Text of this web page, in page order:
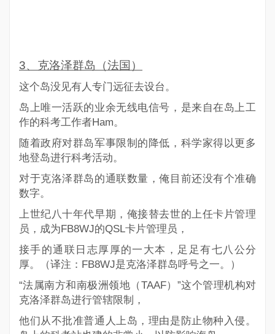
3、克洛泽群岛（法国）
这个岛没见有人专门远征去设台。
岛上唯一活跃的业余无线电信号，是来自在岛上工
作的科考工作者Ham。
随着政府对群岛军事限制的降低，科学家得以更多
地登岛进行科考活动。
对于克洛泽群岛的通联数量，俺目前还没有个准确
数字。
上世纪八十年代早期，俺接替去世的上任卡片管理
员，成为 FB8WJ的QSL卡片管理员，
接手的通联日志厚厚的一大本，足足有七八公分
厚。（译注：FB8WJ是克洛泽群岛呼号之一。）
“法属南方和南极洲领地（TAAF） ”这个管理机构对
克洛泽群岛进行管辖限制，
他们从不批准普通人上岛，理由是防止物种入侵。